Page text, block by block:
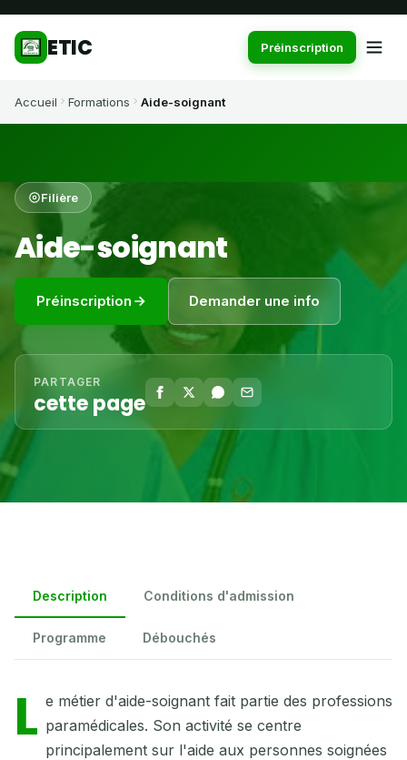
ETIC Préinscription
Accueil Formations Aide-soignant
Filière
Aide-soignant
Préinscription Demander une info
PARTAGER
cette page
Description Conditions d'admission
Programme Débouchés
L e métier d'aide-soignant fait partie des professions
paramédicales. Son activité se centre
principalement sur l'aide aux personnes soignées